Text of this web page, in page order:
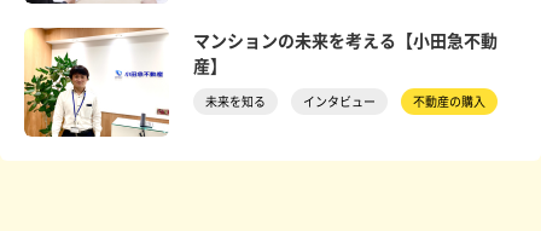
マンションの未来を考える【小田急不動
産】
未来を知る インタビュー 不動産の購入